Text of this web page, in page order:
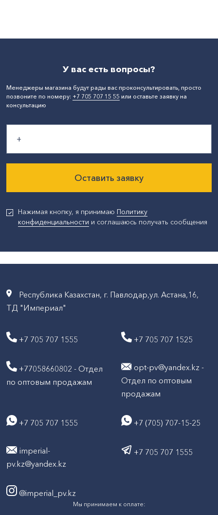
У вас есть вопросы?
Менеджеры магазина будут рады вас проконсультировать, просто
позвоните по номеру: +7 705 707 15 55 или оставьте заявку на
консультацию
Оставить заявку
Нажимая кнопку, я принимаю Политику
конфиденциальности и соглашаюсь получать сообщения
Республика Казахстан, г. Павлодар,ул. Астана,16,
ТД "Империал"
+7 705 707 1555 +7 705 707 1525
+77058660802 - Отдел
по оптовым продажам
opt-pv@yandex.kz -
Отдел по оптовым
продажам
+7 705 707 1555 +7 (705) 707-15-25
imperial-
pv.kz@yandex.kz
+7 705 707 1555
@imperial_pv.kz
Мы принимаем к оплате: